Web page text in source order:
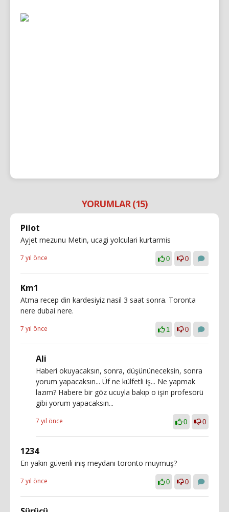
YORUMLAR (15)
Pilot
Ayjet mezunu Metin, ucagi yolculari kurtarmis
7 yıl önce 0 0
Km1
Atma recep din kardesiyiz nasil 3 saat sonra. Toronta
nere dubai nere.
7 yıl önce 1 0
Ali
Haberi okuyacaksın, sonra, düşününeceksin, sonra
yorum yapacaksın... Üf ne külfetli iş... Ne yapmak
lazım? Habere bir göz ucuyla bakıp o işin profesörü
gibi yorum yapacaksın...
7 yıl önce 0 0
1234
En yakın güvenli iniş meydanı toronto muymuş?
7 yıl önce 0 0